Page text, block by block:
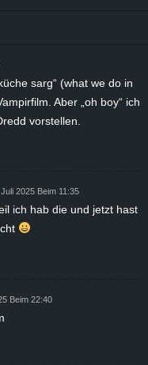
sarg“ (what we do in
Aber „oh boy“ ich
vorstellen.
2025 Beim 11:35
ich hab die und jetzt hast
Beim 22:40